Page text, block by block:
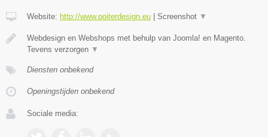
Website: http://www.poiterdesign.eu Screenshot ▼
Webdesign en Webshops met behulp van Joomla! en Magento.
Tevens verzorgen ▼
Diensten onbekend
Openingstijden onbekend
Sociale media: